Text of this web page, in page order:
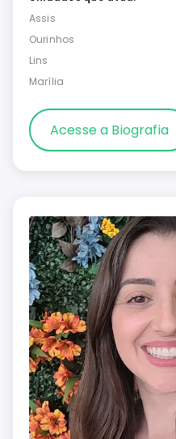
Assis
Ourinhos
Lins
Marília
Acesse a Biografia